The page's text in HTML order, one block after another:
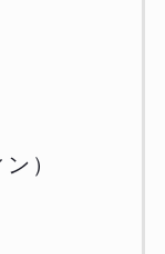
）